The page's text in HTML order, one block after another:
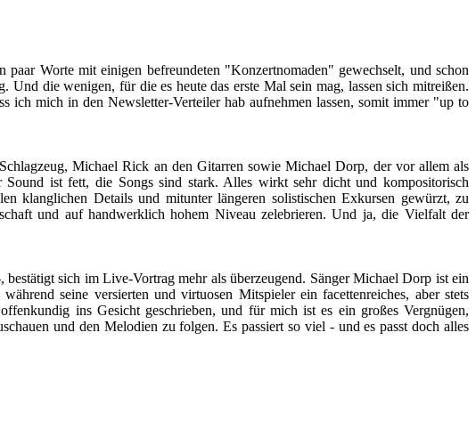
Worte mit einigen befreundeten "Konzertnomaden" gewechselt, und schon
die wenigen, für die es heute das erste Mal sein mag, lassen sich mitreißen.
mich in den Newsletter-Verteiler hab aufnehmen lassen, somit immer "up to
Michael Rick an den Gitarren sowie Michael Dorp, der vor allem als
Sound ist fett, die Songs sind stark. Alles wirkt sehr dicht und kompositorisch
klanglichen Details und mitunter längeren solistischen Exkursen gewürzt, zu
und auf handwerklich hohem Niveau zelebrieren. Und ja, die Vielfalt der
sich im Live-Vortrag mehr als überzeugend. Sänger Michael Dorp ist ein
seine versierten und virtuosen Mitspieler ein facettenreiches, aber stets
ins Gesicht geschrieben, und für mich ist es ein großes Vergnügen,
und den Melodien zu folgen. Es passiert so viel - und es passt doch alles